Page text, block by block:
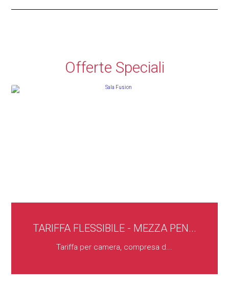
Offerte Speciali
TARIFFA FLESSIBILE - MEZZA PEN...
Tariffa per camera, compresa d...